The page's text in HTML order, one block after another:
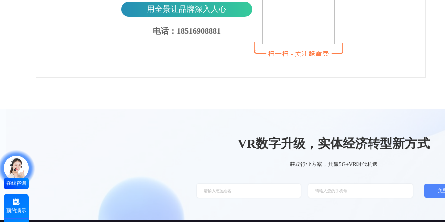
用全景让品牌深入人心
电话：18516908881
在线咨询
预约演示
VR数字升级，实体经济转型新方式
获取行业方案，共赢5G+VR时代机遇
免